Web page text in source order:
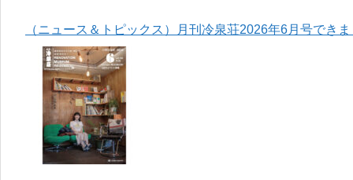
（ニュース＆トピックス）月刊冷泉荘2026年6月号でき